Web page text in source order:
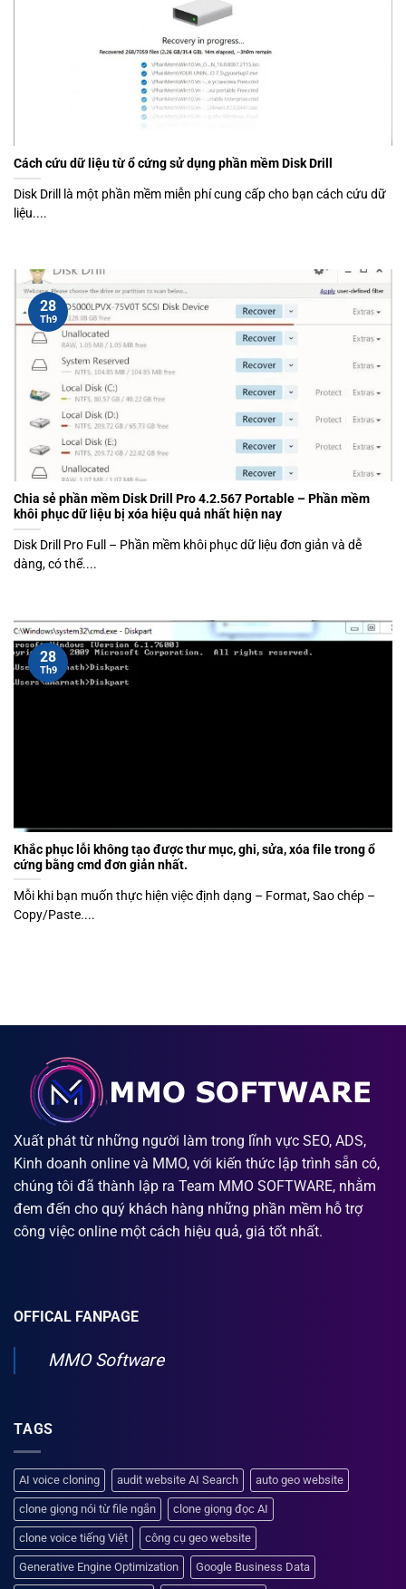
Cách cứu dữ liệu từ ổ cứng sử dụng phần mềm Disk Drill
Disk Drill là một phần mềm miễn phí cung cấp cho bạn cách cứu dữ
liệu....
Chia sẻ phần mềm Disk Drill Pro 4.2.567 Portable – Phần mềm
khôi phục dữ liệu bị xóa hiệu quả nhất hiện nay
Disk Drill Pro Full – Phần mềm khôi phục dữ liệu đơn giản và dễ
dàng, có thể....
28
Th9
Khắc phục lỗi không tạo được thư mục, ghi, sửa, xóa file trong ổ
cứng bằng cmd đơn giản nhất.
Mỗi khi bạn muốn thực hiện việc định dạng – Format, Sao chép –
Copy/Paste....
28
Th9
Xuất phát từ những người làm trong lĩnh vực SEO, ADS,
Kinh doanh online và MMO, với kiến thức lập trình sẵn có,
chúng tôi đã thành lập ra Team MMO SOFTWARE, nhằm
đem đến cho quý khách hàng những phần mềm hỗ trợ
công việc online một cách hiệu quả, giá tốt nhất.
OFFICAL FANPAGE
MMO Software
TAGS
AI voice cloning audit website AI Search auto geo website
clone giọng nói từ file ngắn clone giọng đọc AI
clone voice tiếng Việt công cụ geo website
Generative Engine Optimization Google Business Data